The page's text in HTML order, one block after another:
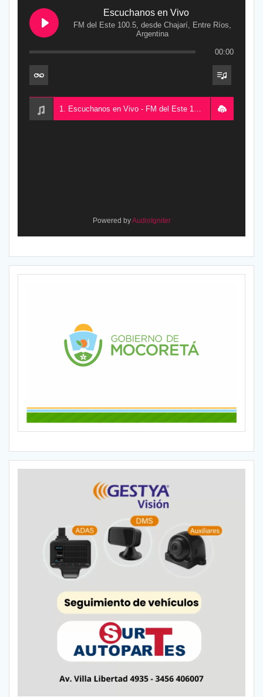
Escuchanos en Vivo
FM del Este 100.5, desde Chajarí, Entre Ríos,
Argentina
00:00
1. Escuchanos en Vivo - FM del Este 100.5, desde Chajarí, Entre Ríos, Argentina
Powered byAudioIgniter